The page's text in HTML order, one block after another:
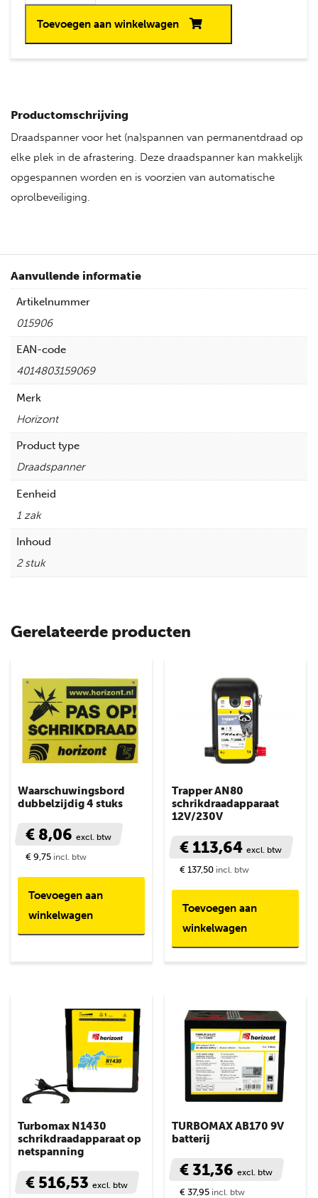
Toevoegen aan winkelwagen
Productomschrijving
Draadspanner voor het (na)spannen van permanentdraad op
elke plek in de afrastering. Deze draadspanner kan makkelijk
opgespannen worden en is voorzien van automatische
oprolbeveiliging.
Aanvullende informatie
Artikelnummer
015906
EAN-code
4014803159069
Merk
Horizont
Product type
Draadspanner
Eenheid
1 zak
Inhoud
2 stuk
Gerelateerde producten
Waarschuwingsbord
dubbelzijdig 4 stuks
€ 8,06 excl. btw
€ 9,75 incl. btw
Toevoegen aan
winkelwagen
Trapper AN80
schrikdraadapparaat
12V/230V
€ 113,64excl. btw
€ 137,50 incl. btw
Toevoegen aan
winkelwagen
Turbomax N1430
schrikdraadapparaat op
netspanning
€ 516,53 excl. btw
TURBOMAX AB170 9V
batterij
€ 31,36excl. btw
€ 37,95 incl. btw